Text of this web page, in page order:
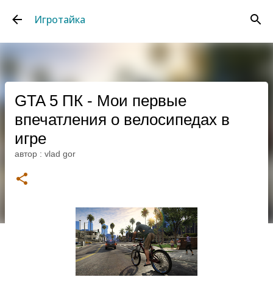
Игротайка
GTA 5 ПК - Мои первые
впечатления о велосипедах в
игре
автор : vlad gor